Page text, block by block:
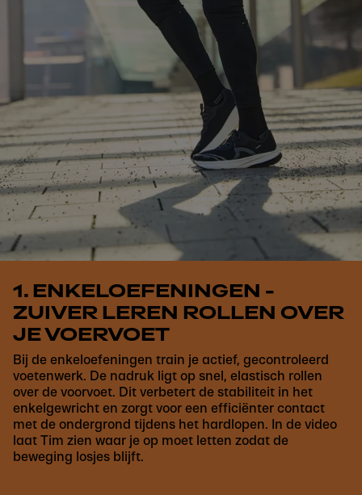
1. ENKELOEFENINGEN -
ZUIVER LEREN ROLLEN OVER
JE VOERVOET
Bij de enkeloefeningen train je actief, gecontroleerd
voetenwerk. De nadruk ligt op snel, elastisch rollen
over de voorvoet. Dit verbetert de stabiliteit in het
enkelgewricht en zorgt voor een efficiënter contact
met de ondergrond tijdens het hardlopen. In de video
laat Tim zien waar je op moet letten zodat de
beweging losjes blijft.